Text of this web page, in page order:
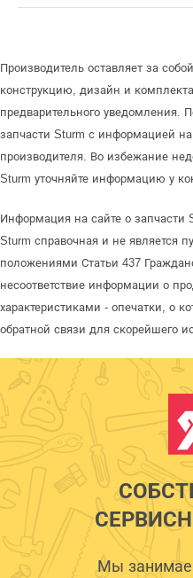
Производитель оставляет за
конструкцию, дизайн и
предварительного уведомления.
запчасти Sturm с информацией
производителя. Во избежание
Sturm уточняйте информацию у
Информация на сайте о запчасти
Sturm справочная и не является
положениями Статьи 437
несоответствие информации о
характеристиками - опечатки, о
обратной связи для скорейшего
Мы